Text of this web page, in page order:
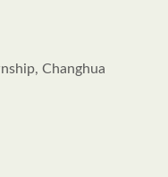
Changhua